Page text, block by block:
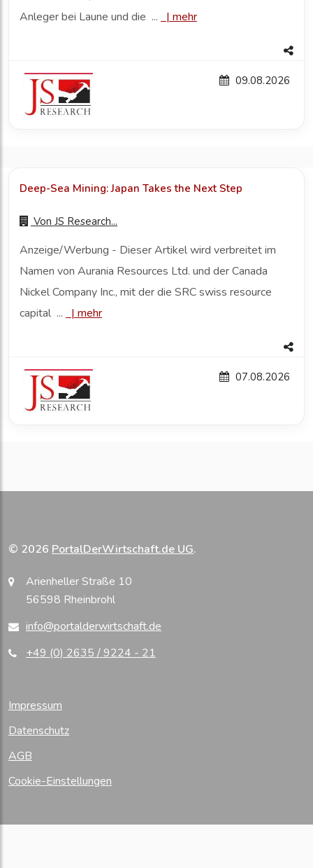
Anleger bei Laune und die ...
| mehr
09.08.2026
Deep-Sea Mining: Japan Takes the Next Step
Von JS Research...
Anzeige/Werbung - Dieser Artikel wird verbreitet im
Namen von Aurania Resources Ltd. und der Canada
Nickel Company Inc., mit der die SRC swiss resource
capital ...
| mehr
07.08.2026
© 2026 PortalDerWirtschaft.de UG.
Arienheller Straße 10
56598 Rheinbrohl
info@portalderwirtschaft.de
+49 (0) 2635 / 9224 - 21
Impressum
Datenschutz
AGB
Cookie-Einstellungen